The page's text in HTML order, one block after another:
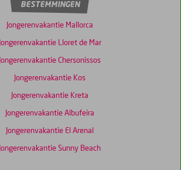
BESTEMMINGEN
Jongerenvakantie Mallorca
Jongerenvakantie Lloret de Mar
Jongerenvakantie Chersonissos
Jongerenvakantie Kos
Jongerenvakantie Kreta
Jongerenvakantie Albufeira
Jongerenvakantie El Arenal
Jongerenvakantie Sunny Beach